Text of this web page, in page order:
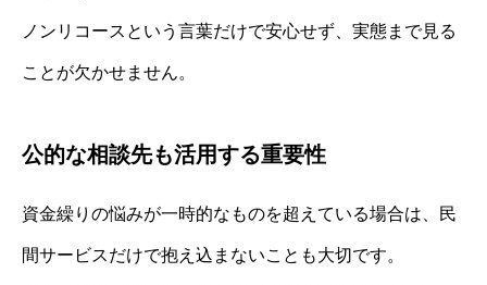
ノンリコースという言葉だけで安心せず、実態まで見る
ことが欠かせません。
公的な相談先も活用する重要性
資金繰りの悩みが一時的なものを超えている場合は、民
間サービスだけで抱え込まないことも大切です。